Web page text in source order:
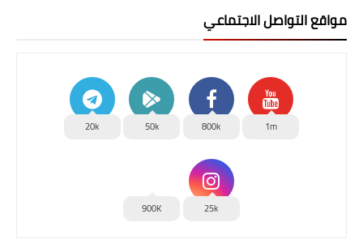
مواقع التواصل الاجتماعي
1m
800k
50k
20k
25k
900K